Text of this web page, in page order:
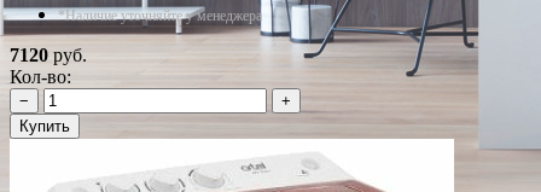
*Наличие уточняйте у менеджера
7120 руб.
Кол-во:
−
+
Купить